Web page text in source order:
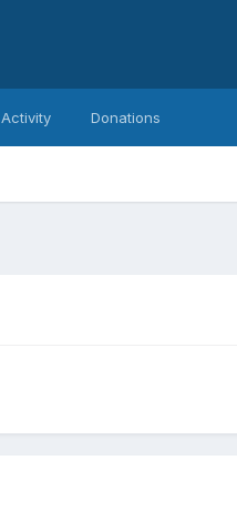
Activity Donations